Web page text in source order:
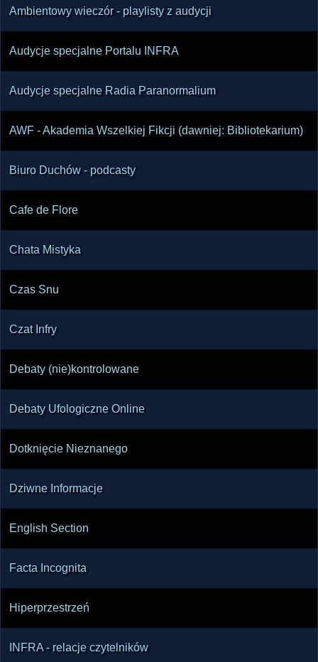
Ambientowy wieczór - playlisty z audycji
Audycje specjalne Portalu INFRA
Audycje specjalne Radia Paranormalium
AWF - Akademia Wszelkiej Fikcji (dawniej: Bibliotekarium)
Biuro Duchów - podcasty
Cafe de Flore
Chata Mistyka
Czas Snu
Czat Infry
Debaty (nie)kontrolowane
Debaty Ufologiczne Online
Dotknięcie Nieznanego
Dziwne Informacje
English Section
Facta Incognita
Hiperprzestrzeń
INFRA - relacje czytelników